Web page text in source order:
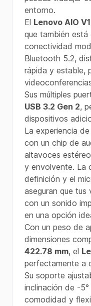
entorno.
El Lenovo AIO
que también está
conectividad
Bluetooth 5.2,
rápida y estable,
Sus múltiples
USB 3.2 Gen 2,
dispositivos
La experiencia
con un chip de
altavoces
y envolvente. La
definición y el
aseguran que tus
con un sonido
en una opción
Con un peso de
dimensiones
422.78 mm, el
perfectamente a
Su soporte
inclinación de -
comodidad y